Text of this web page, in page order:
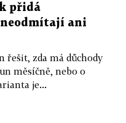
přidá
ani
řešit, zda má důchody
měsíčně, nebo o
je...